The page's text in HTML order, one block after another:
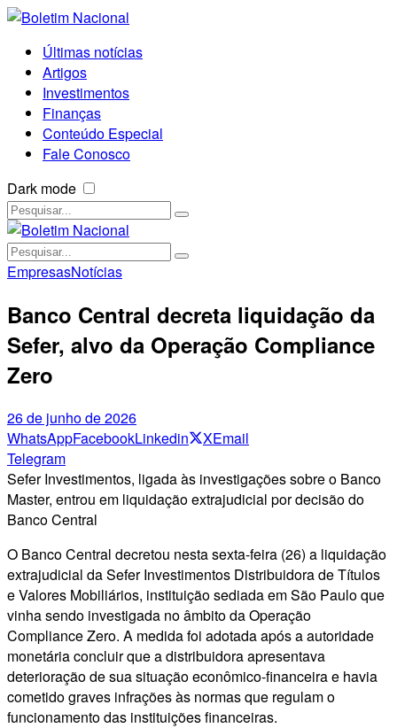
Últimas notícias
Artigos
Investimentos
Finanças
Conteúdo Especial
Fale Conosco
Dark mode
EmpresasNotícias
Banco Central decreta liquidação da
Sefer, alvo da Operação Compliance
Zero
26 de junho de 2026
WhatsAppFacebookLinkedin XEmail
Telegram
Sefer Investimentos, ligada às investigações sobre o Banco
Master, entrou em liquidação extrajudicial por decisão do
Banco Central
O Banco Central decretou nesta sexta-feira (26) a liquidação
extrajudicial da Sefer Investimentos Distribuidora de Títulos
e Valores Mobiliários, instituição sediada em São Paulo que
vinha sendo investigada no âmbito da Operação
Compliance Zero. A medida foi adotada após a autoridade
monetária concluir que a distribuidora apresentava
deterioração de sua situação econômico-financeira e havia
cometido graves infrações às normas que regulam o
funcionamento das instituições financeiras.